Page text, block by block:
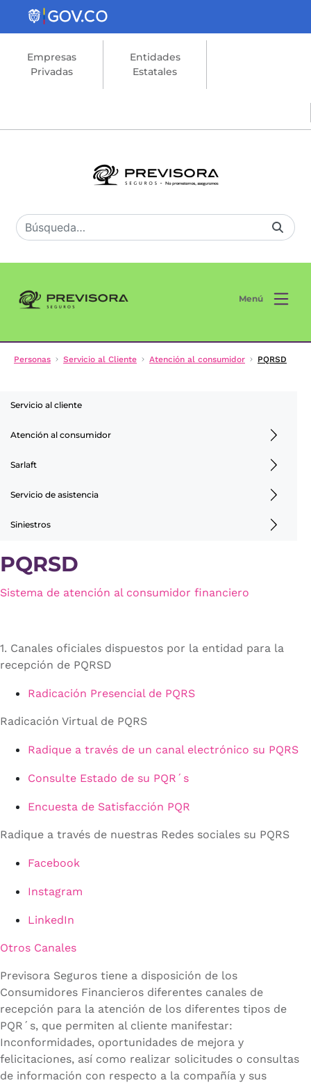
Saltar al contenido principal
Empresas
Privadas
Entidades
Estatales
Menú
Personas Servicio al Cliente Atención al consumidor PQRSD
Servicio al cliente
Atención al consumidor
Sarlaft
Servicio de asistencia
Siniestros
PQRSD
Sistema de atención al consumidor financiero
1. Canales oficiales dispuestos por la entidad para la
recepción de PQRSD
Radicación Presencial de PQRS
Radicación Virtual de PQRS
Radique a través de un canal electrónico su PQRS
Consulte Estado de su PQR´s
Encuesta de Satisfacción PQR
Radique a través de nuestras Redes sociales su PQRS
Facebook
Instagram
LinkedIn
Otros Canales
Previsora Seguros tiene a disposición de los
Consumidores Financieros diferentes canales de
recepción para la atención de los diferentes tipos de
PQR´s, que permiten al cliente manifestar:
Inconformidades, oportunidades de mejora y
felicitaciones, así como realizar solicitudes o consultas
de información con respecto a la compañía y sus